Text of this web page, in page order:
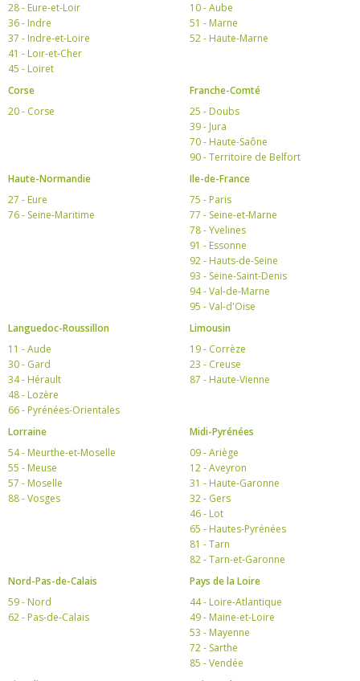
28 - Eure-et-Loir
36 - Indre
37 - Indre-et-Loire
41 - Loir-et-Cher
45 - Loiret
10 - Aube
51 - Marne
52 - Haute-Marne
Corse
20 - Corse
Franche-Comté
25 - Doubs
39 - Jura
70 - Haute-Saône
90 - Territoire de Belfort
Haute-Normandie
27 - Eure
76 - Seine-Maritime
Ile-de-France
75 - Paris
77 - Seine-et-Marne
78 - Yvelines
91 - Essonne
92 - Hauts-de-Seine
93 - Seine-Saint-Denis
94 - Val-de-Marne
95 - Val-d'Oise
Languedoc-Roussillon
11 - Aude
30 - Gard
34 - Hérault
48 - Lozère
66 - Pyrénées-Orientales
Limousin
19 - Corrèze
23 - Creuse
87 - Haute-Vienne
Lorraine
54 - Meurthe-et-Moselle
55 - Meuse
57 - Moselle
88 - Vosges
Midi-Pyrénées
09 - Ariège
12 - Aveyron
31 - Haute-Garonne
32 - Gers
46 - Lot
65 - Hautes-Pyrénées
81 - Tarn
82 - Tarn-et-Garonne
Nord-Pas-de-Calais
59 - Nord
62 - Pas-de-Calais
Pays de la Loire
44 - Loire-Atlantique
49 - Maine-et-Loire
53 - Mayenne
72 - Sarthe
85 - Vendée